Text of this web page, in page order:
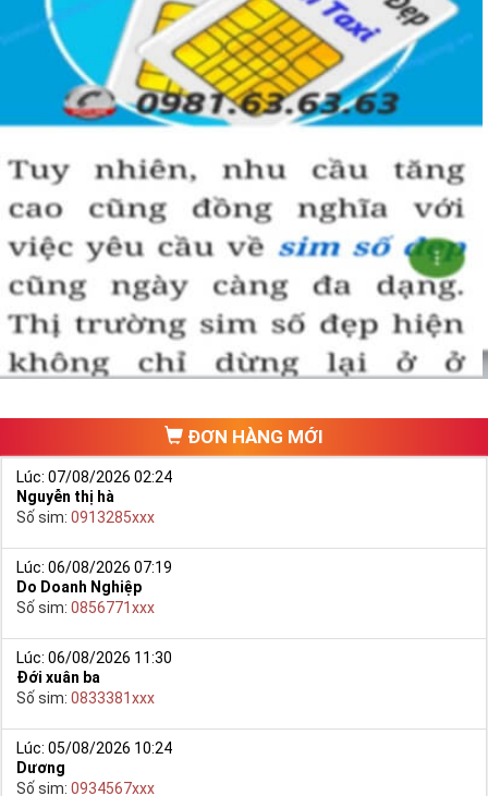
uy tín chất lượng.
Chọn mua sim số đẹp thường mất nhiều thời gian ở khoản lựa số,
một số phải vừa đẹp, vừa tốt về phong thủy thì mới là sim hoàn
hảo. Vậy phải làm sao?
- Cách nhanh nhất để chọn mua được sim lục quý 8 là bạn vào
đầu trang chủ. Đây là danh sách sim được đại lý giảm giá vì một số
lý do nên bạn có thể chọn mua được số đẹp lại có giá cực rẻ nữa.
Ngoài ra quý khách chưa ưng ý về sim luc quy 8 có cũng thể tham
khảo thêm Sim Vinaphone,Sim Gmobile, Sim Lục Quý,Sim Lục Quý
Hướng dẫn mua Sim Lục Quý 8 tại Simtiengiang.vn.
+ Bước 1: Bạn truy cập vào truy cập vào Google gõ Simtiengiang.vn
bấm vào link
ngay bên góc trái màn hình. Sau đó chọn Sim Lục Quý 8.
+ Bước 3: Khi các số sim lục quý 8 xuất hiện, bạn có thể chọn
mạng, đầu số, phân loại,… để lọc ra những yêu cầu của bạn, giúp
ĐƠN HÀNG MỚI
Lúc: 07/08/2026 02:24
Nguyễn thị hà
Số sim: 0913285xxx
Lúc: 06/08/2026 07:19
Do Doanh Nghiệp
Số sim: 0856771xxx
Lúc: 06/08/2026 11:30
Đới xuân ba
Số sim: 0833381xxx
Lúc: 05/08/2026 10:24
Dương
Số sim: 0934567xxx